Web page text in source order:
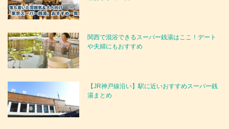
関西で混浴できるスーパー銭湯はここ！デート
や夫婦にもおすすめ
【JR神戸線沿い】駅に近いおすすめスーパー銭
湯まとめ